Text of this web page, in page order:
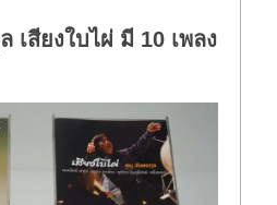
เสียงใบไผ่ มี 10 เพลง